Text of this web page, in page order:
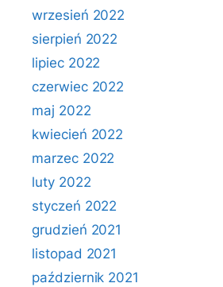
wrzesień 2022
sierpień 2022
lipiec 2022
czerwiec 2022
maj 2022
kwiecień 2022
marzec 2022
luty 2022
styczeń 2022
grudzień 2021
listopad 2021
październik 2021